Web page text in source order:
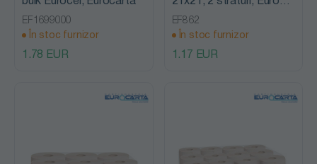
EF1699000
În stoc furnizor
1.78 EUR
, Eurocarta
EF862
În stoc furnizor
1.17 EUR